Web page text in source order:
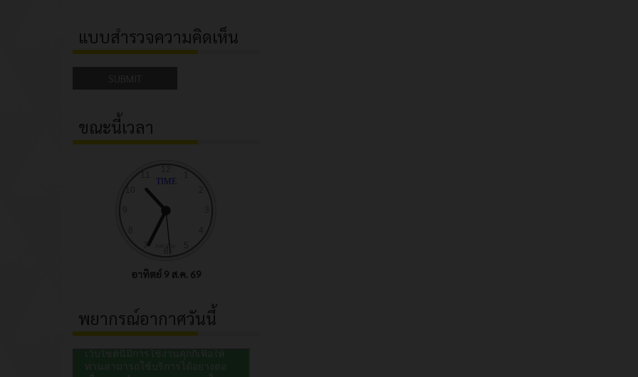
แบบสำรวจความคิดเห็น
ขณะนี้เวลา
อาทิตย์ 9 ส.ค. 69
พยากรณ์อากาศวันนี้